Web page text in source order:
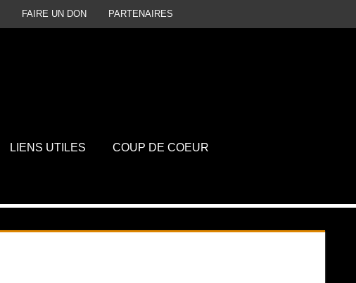
FAIRE UN DON PARTENAIRES
LIENS UTILES COUP DE COEUR